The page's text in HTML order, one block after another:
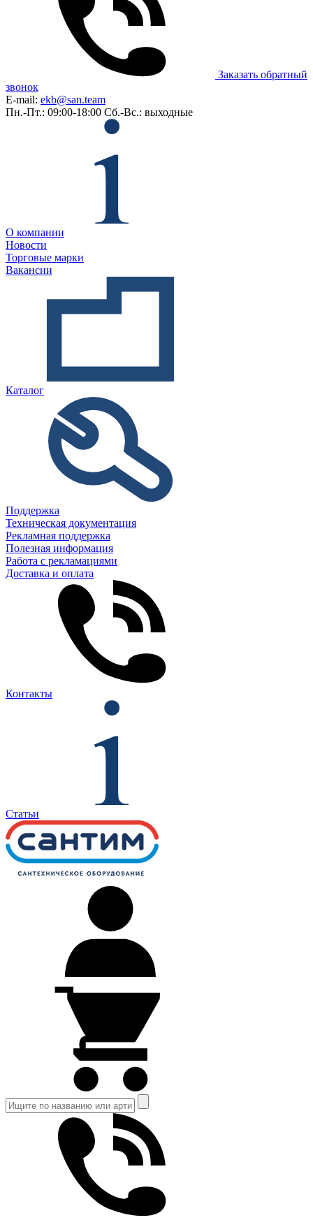
Заказать обратный
звонок
E-mail: ekb@san.team
Пн.-Пт.: 09:00-18:00 Сб.-Вс.: выходные
О компании
Новости
Торговые марки
Вакансии
Каталог
Поддержка
Техническая документация
Рекламная поддержка
Полезная информация
Работа с рекламациями
Доставка и оплата
Контакты
Статьи